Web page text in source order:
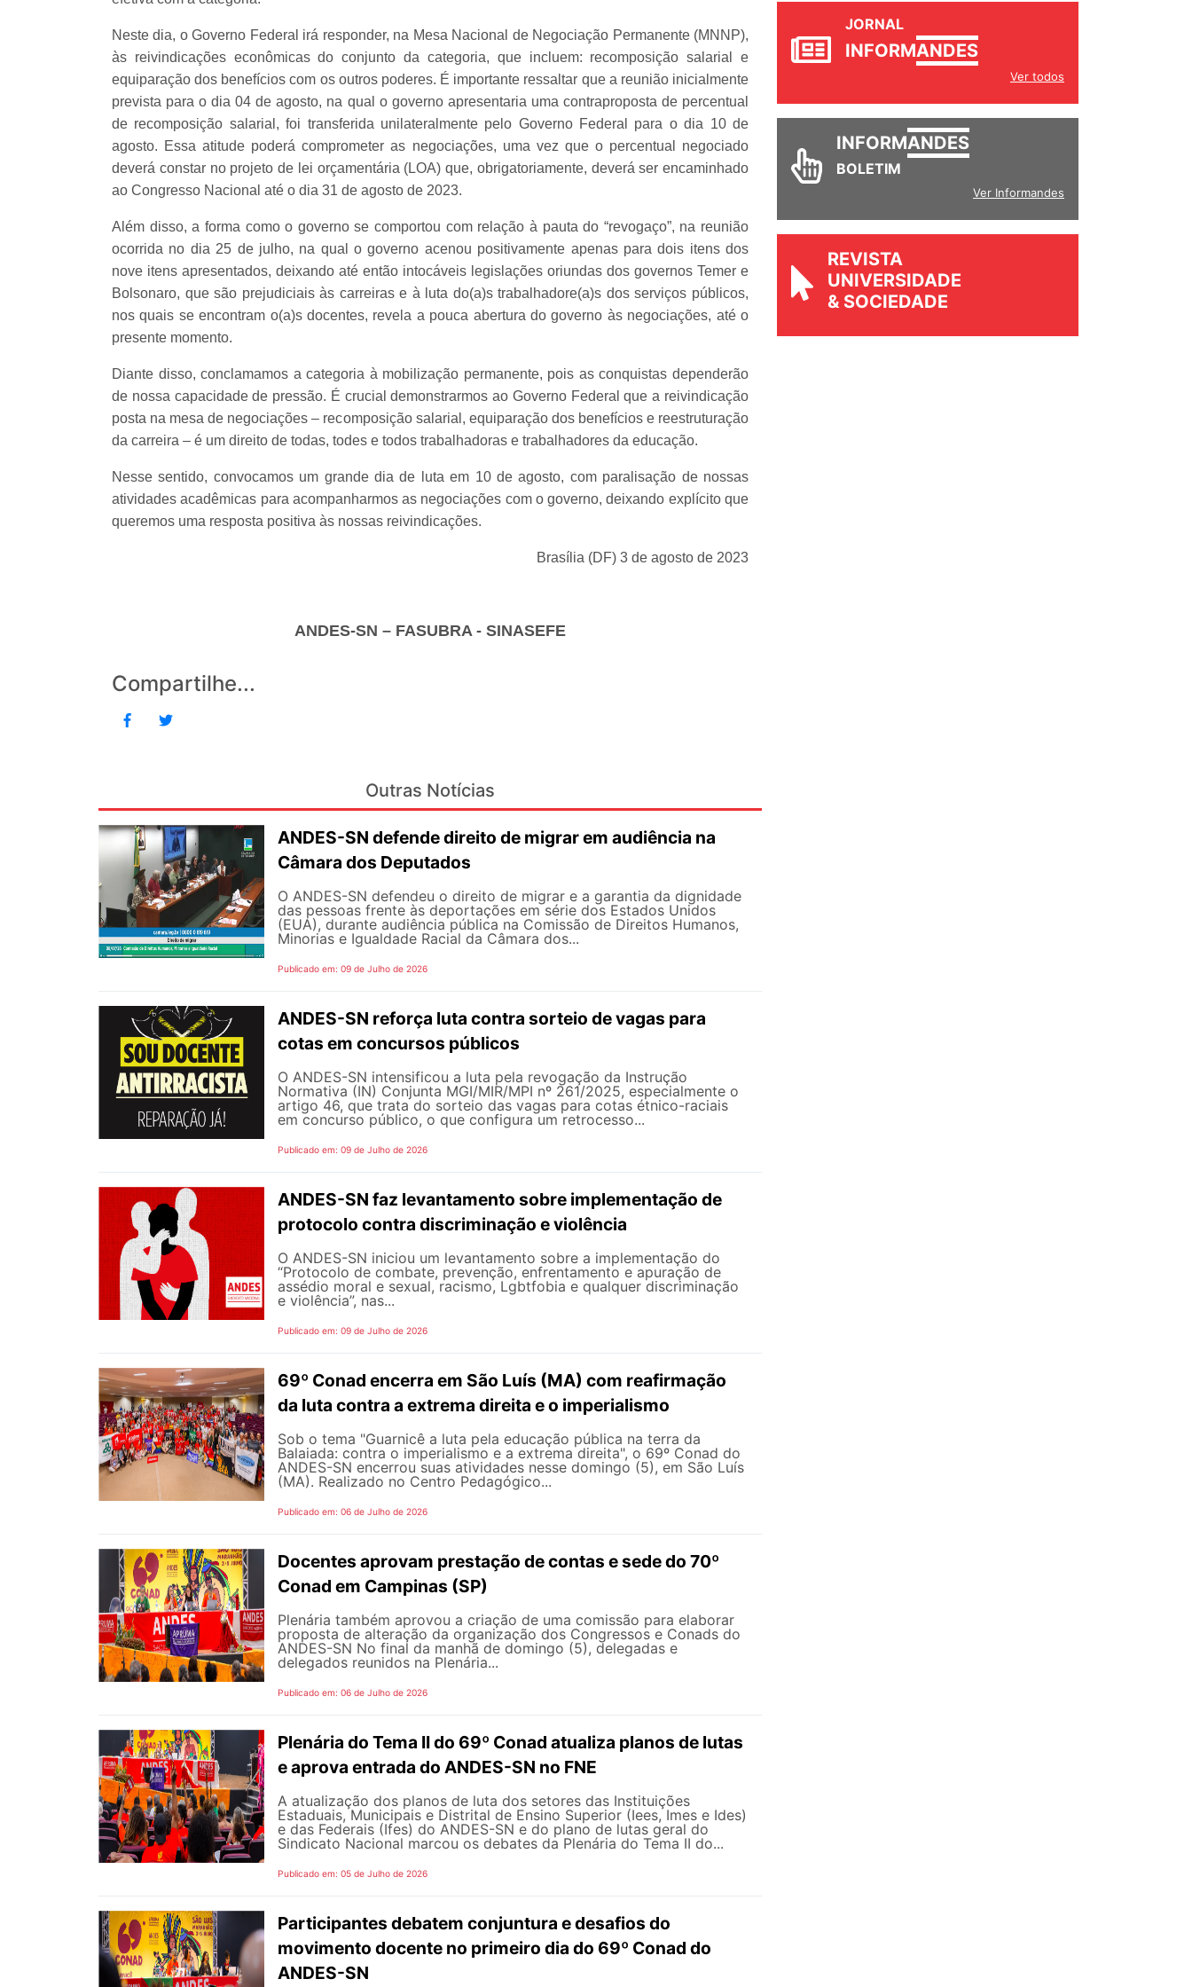
Neste dia, o Governo Federal irá responder, na Mesa Nacional de Negociação Permanente (MNNP),
às reivindicações econômicas do conjunto da categoria, que incluem: recomposição salarial e
equiparação dos benefícios com os outros poderes. É importante ressaltar que a reunião inicialmente
prevista para o dia 04 de agosto, na qual o governo apresentaria uma contraproposta de percentual
de recomposição salarial, foi transferida unilateralmente pelo Governo Federal para o dia 10 de
agosto. Essa atitude poderá comprometer as negociações, uma vez que o percentual negociado
deverá constar no projeto de lei orçamentária (LOA) que, obrigatoriamente, deverá ser encaminhado
ao Congresso Nacional até o dia 31 de agosto de 2023.
Além disso, a forma como o governo se comportou com relação à pauta do “revogaço”, na reunião
ocorrida no dia 25 de julho, na qual o governo acenou positivamente apenas para dois itens dos
nove itens apresentados, deixando até então intocáveis legislações oriundas dos governos Temer e
Bolsonaro, que são prejudiciais às carreiras e à luta do(a)s trabalhadore(a)s dos serviços públicos,
nos quais se encontram o(a)s docentes, revela a pouca abertura do governo às negociações, até o
presente momento.
Diante disso, conclamamos a categoria à mobilização permanente, pois as conquistas dependerão
de nossa capacidade de pressão. É crucial demonstrarmos ao Governo Federal que a reivindicação
posta na mesa de negociações – recomposição salarial, equiparação dos benefícios e reestruturação
da carreira – é um direito de todas, todes e todos trabalhadoras e trabalhadores da educação.
Nesse sentido, convocamos um grande dia de luta em 10 de agosto, com paralisação de nossas
atividades acadêmicas para acompanharmos as negociações com o governo, deixando explícito que
queremos uma resposta positiva às nossas reivindicações.
Brasília (DF) 3 de agosto de 2023
ANDES-SN – FASUBRA - SINASEFE
Compartilhe...
Outras Notícias
ANDES-SN defende direito de migrar em audiência na
Câmara dos Deputados
O ANDES-SN defendeu o direito de migrar e a garantia da dignidade
das pessoas frente às deportações em série dos Estados Unidos
(EUA), durante audiência pública na Comissão de Direitos Humanos,
Minorias e Igualdade Racial da Câmara dos...
Publicado em: 09 de Julho de 2026
ANDES-SN reforça luta contra sorteio de vagas para
cotas em concursos públicos
O ANDES-SN intensificou a luta pela revogação da Instrução
Normativa (IN) Conjunta MGI/MIR/MPI nº 261/2025, especialmente o
artigo 46, que trata do sorteio das vagas para cotas étnico-raciais
em concurso público, o que configura um retrocesso...
Publicado em: 09 de Julho de 2026
ANDES-SN faz levantamento sobre implementação de
protocolo contra discriminação e violência
O ANDES-SN iniciou um levantamento sobre a implementação do
“Protocolo de combate, prevenção, enfrentamento e apuração de
assédio moral e sexual, racismo, Lgbtfobia e qualquer discriminação
e violência”, nas...
Publicado em: 09 de Julho de 2026
69º Conad encerra em São Luís (MA) com reafirmação
da luta contra a extrema direita e o imperialismo
Sob o tema "Guarnicê a luta pela educação pública na terra da
Balaiada: contra o imperialismo e a extrema direita", o 69º Conad do
ANDES-SN encerrou suas atividades nesse domingo (5), em São Luís
(MA). Realizado no Centro Pedagógico...
Publicado em: 06 de Julho de 2026
Docentes aprovam prestação de contas e sede do 70º
Conad em Campinas (SP)
Plenária também aprovou a criação de uma comissão para elaborar
proposta de alteração da organização dos Congressos e Conads do
ANDES-SN No final da manhã de domingo (5), delegadas e
delegados reunidos na Plenária...
Publicado em: 06 de Julho de 2026
Plenária do Tema II do 69º Conad atualiza planos de lutas
e aprova entrada do ANDES-SN no FNE
A atualização dos planos de luta dos setores das Instituições
Estaduais, Municipais e Distrital de Ensino Superior (Iees, Imes e Ides)
e das Federais (Ifes) do ANDES-SN e do plano de lutas geral do
Sindicato Nacional marcou os debates da Plenária do Tema II do...
Publicado em: 05 de Julho de 2026
Participantes debatem conjuntura e desafios do
movimento docente no primeiro dia do 69º Conad do
ANDES-SN
JORNAL
INFORMANDES
Ver todos
INFORMANDES
BOLETIM
Ver Informandes
REVISTA
UNIVERSIDADE
& SOCIEDADE